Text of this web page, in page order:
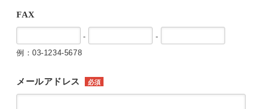
FAX
-
-
例：03-1234-5678
メールアドレス 必須